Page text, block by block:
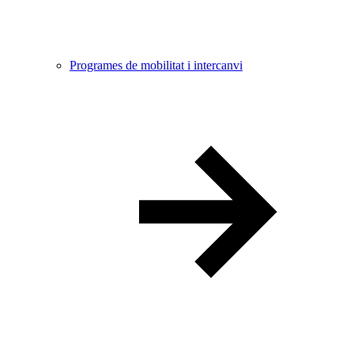
Programes de mobilitat i intercanvi